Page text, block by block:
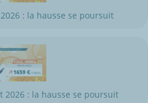
: la hausse se poursuit
2026 : la hausse se poursuit